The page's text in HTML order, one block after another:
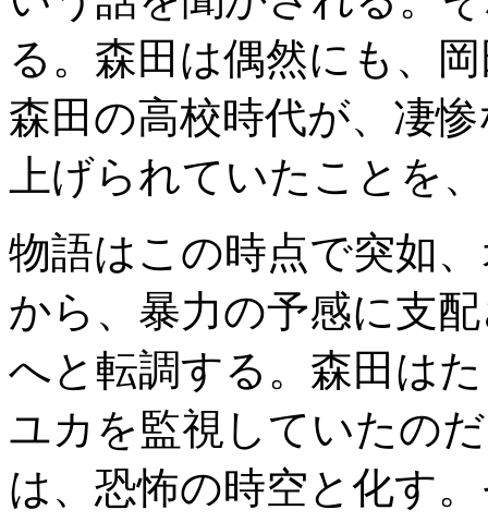
る。森田は偶然にも、
森田の高校時代が、凄
上げられていたことを
物語はこの時点で突如
から、暴力の予感に支
へと転調する。森田は
ユカを監視していたの
は、恐怖の時空と化す